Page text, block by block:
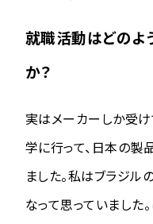
就職活動はどのよ
か？
実はメーカーしか受け
学に行って、日本の製
ました。私はブラジ
なって思っていました